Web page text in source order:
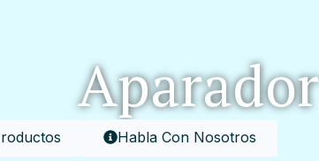
Aparador
Habla Con Nosotros